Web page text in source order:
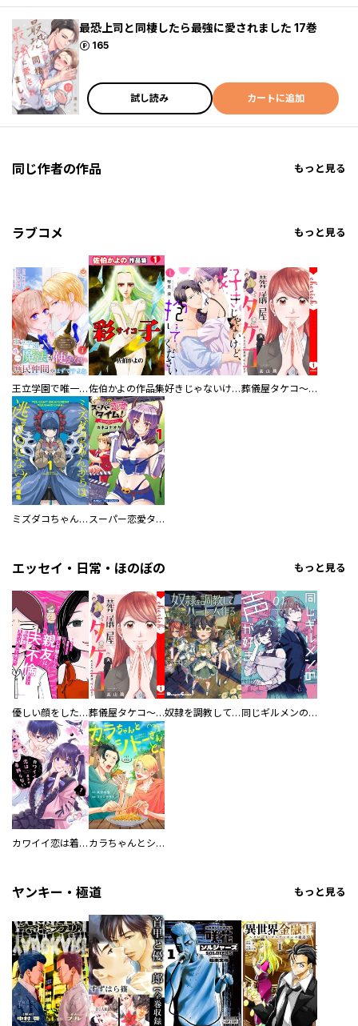
最恐上司と同棲したら最強に愛されました 17巻
165
ポイント
試し読み カートに追加
同じ作者の作品 もっと見る
ラブコメ もっと見る
王立学園で唯一魔法が使えない庶民仲間のはずですよね～実は王子様で私を溺愛しているなんて告白はやめてください～佐伯かよの作品集 好きじゃないけど、抱いてください【電子単行本版／特典おまけ付き】 葬儀屋タケコ～あなたの最期、叶えます【電子単行本版】
ミズダコちゃんからは逃げられない！ スーパー恋愛タイム！～現場でドＳな彼女は自宅でデレる～
エッセイ・日常・ほのぼの もっと見る
優しい顔をした親友は、夫と不倫して私の家に入り込んできた。 葬儀屋タケコ～あなたの最期、叶えます【電子単行本版】 奴隷を調教してハーレム作る 同じギルメンの声が好き
カワイイ恋は着飾らない カラちゃんとシトーさんと、 【分冊版】
ヤンキー・極道 もっと見る